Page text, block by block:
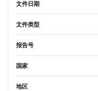
文件日期
文件类型
报告号
国家
地区